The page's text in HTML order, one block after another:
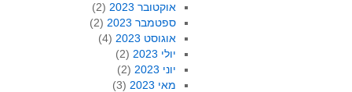
אוקטובר 2023
(2)
ספטמבר 2023
(2)
אוגוסט 2023
(4)
יולי 2023
(2)
יוני 2023
(2)
מאי 2023
(3)